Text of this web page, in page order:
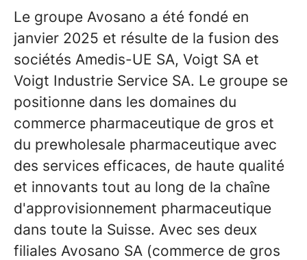
Le groupe Avosano a été fondé en
janvier 2025 et résulte de la fusion des
sociétés Amedis-UE SA, Voigt SA et
Voigt Industrie Service SA. Le groupe se
positionne dans les domaines du
commerce pharmaceutique de gros et
du prewholesale pharmaceutique avec
des services efficaces, de haute qualité
et innovants tout au long de la chaîne
d'approvisionnement pharmaceutique
dans toute la Suisse. Avec ses deux
filiales Avosano SA (commerce de gros